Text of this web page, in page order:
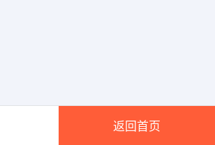
返回首页